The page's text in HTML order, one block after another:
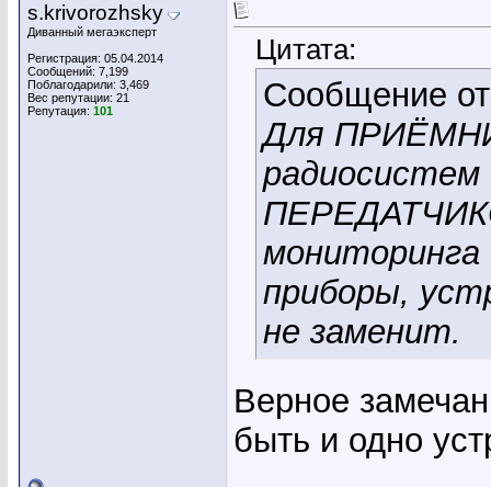
s.krivorozhsky
Диванный мегаэксперт
Регистрация: 05.04.2014
Сообщений: 7,199
Поблагодарили: 3,469
Вес репутации: 21
Репутация: 101
Цитата:
Сообщение
Для
приборы,
не заменит.
Верное
быть и одно